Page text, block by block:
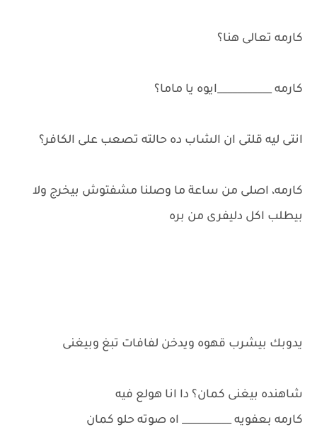
كارمه تعالى هنا؟
كارمه ___________ايوه يا ماما؟
انتى ليه قلتى ان الشاب ده حالته تصعب على الكافر؟
كارمه، اصلى من ساعة ما وصلنا مشفتوش بيخرج ولا
بيطلب اكل دليفرى من بره
يدوبك بيشرب قهوه ويدخن لفافات تبغ وبيغنى
شاهنده بيغنى كمان؟ دا انا هولع فيه
كارمه بعفويه __________ اه صوته حلو كمان